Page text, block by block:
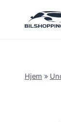
Hjem »